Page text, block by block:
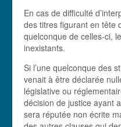
En cas de difficulté
des titres figurant en tête
quelconque de celles-ci,
inexistants.
Si l’une quelconque des
venait à être déclarée
législative ou
décision de justice ayant
sera réputée non écrite